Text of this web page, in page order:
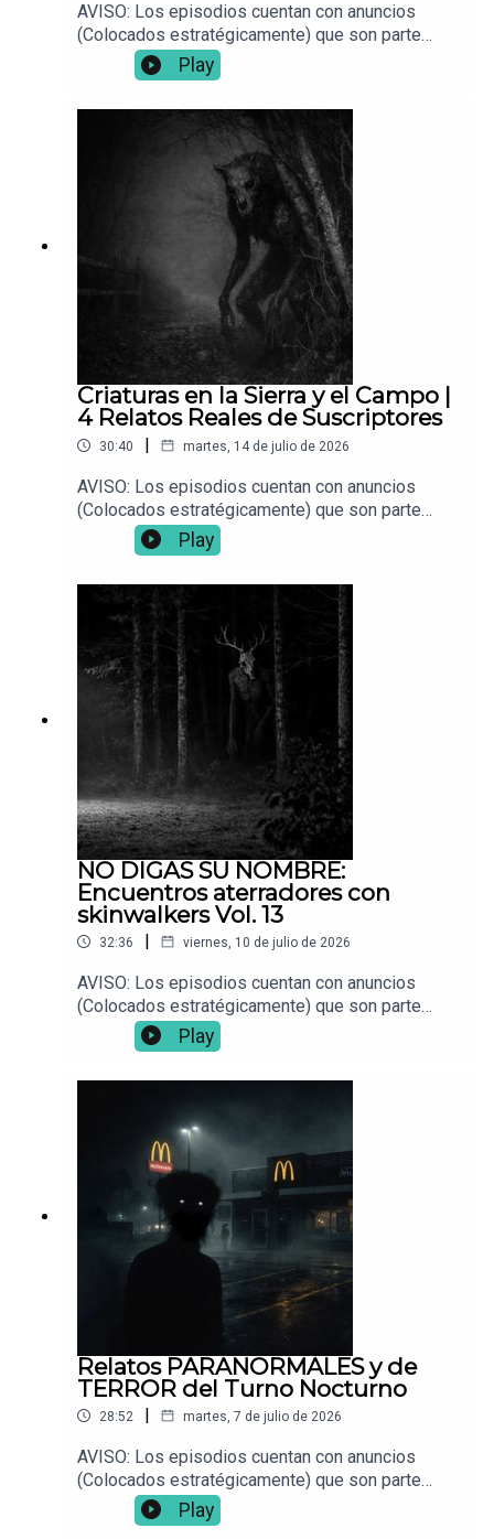
AVISO: Los episodios cuentan con anuncios
(Colocados estratégicamente) que son parte
fundamental para que este proyecto siga en pie.
📌 ¿Tienes una experiencia paranormal? Envíala a:
Vocesdelabismo@gmail.com
Play
Criaturas en la Sierra y el Campo |
4 Relatos Reales de Suscriptores
30:40 | martes, 14 de julio de 2026
AVISO: Los episodios cuentan con anuncios
(Colocados estratégicamente) que son parte
fundamental para que este proyecto siga en pie.
Bienvenidos a su canal favorito de historias de
compartidos por ustedes, la comunidad Voces
del Abismo. Si les gustaron, no olvidedn dejar su
like y comentario. Siempre estoy leyéndolos. 📌
¿Tienes una experiencia paranormal? Envíala a:
Vocesdelabismo@gmail.com
Play
NO DIGAS SU NOMBRE:
Encuentros aterradores con
skinwalkers Vol. 13
32:36 | viernes, 10 de julio de 2026
AVISO: Los episodios cuentan con anuncios
(Colocados estratégicamente) que son parte
fundamental para que este proyecto siga en pie.
📌 ¿Tienes una experiencia paranormal? Envíala a:
Play
Relatos PARANORMALES y de
TERROR del Turno Nocturno
28:52 | martes, 7 de julio de 2026
AVISO: Los episodios cuentan con anuncios
(Colocados estratégicamente) que son parte
fundamental para que este proyecto siga en pie.
Muchas gracias por acompañarnos esta noche.
Play